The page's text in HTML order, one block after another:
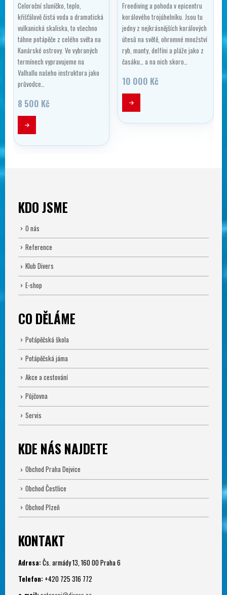
Celoroční sluníčko, teplo,
křišťálově čistá voda a dramatická
vulkanická skaliska, to všechno
táhne potápěče z celého světa na
Kanárské ostrovy. Ve vybraných
termínech vypravujeme na
Valhallu našeho instruktora jako
průvodce…
8 500 Kč
Freediving a pohoda v epicentru
korálového trojúhelníku. Jsou tu
jedny z nejkrásnějších korálových
útesů na světě, ohromné množství
ryb, manty, delfíni a pláže jako z
časáku… a na nich skoro…
10 000 Kč
KDO JSME
O nás
Reference
Klub Divers
E-shop
CO DĚLÁME
Potápěčská škola
Potápěčská jáma
Akce a cestování
Půjčovna
Servis
KDE NÁS NAJDETE
Obchod Praha Dejvice
Obchod Čestlice
Obchod Plzeň
KONTAKT
Adresa: Čs. armády 13, 160 00 Praha 6
Telefon: +420 725 316 772